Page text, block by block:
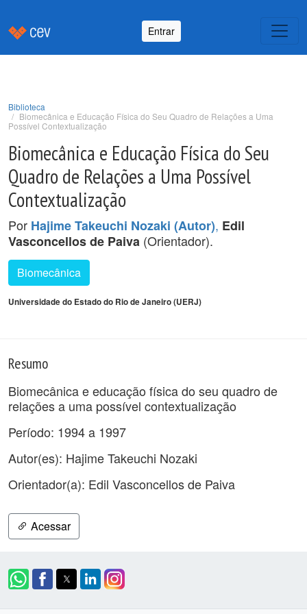
Entrar
Biblioteca
Biomecânica e Educação Física do Seu Quadro de Relações a Uma
Possível Contextualização
Biomecânica e Educação Física do Seu
Quadro de Relações a Uma Possível
Contextualização
Por Hajime Takeuchi Nozaki (Autor), Edil
Vasconcellos de Paiva (Orientador).
Biomecânica
Universidade do Estado do Rio de Janeiro (UERJ)
Resumo
Biomecânica e educação física do seu quadro de
relações a uma possível contextualização
Período: 1994 a 1997
Autor(es): Hajime Takeuchi Nozaki
Orientador(a): Edil Vasconcellos de Paiva
Acessar